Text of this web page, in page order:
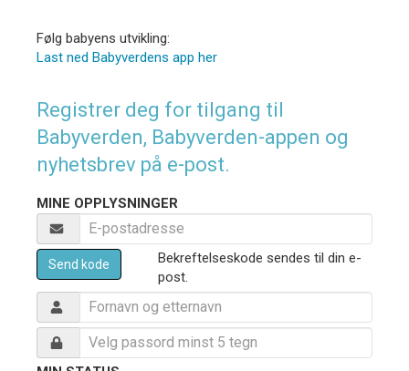
Følg babyens utvikling:
Last ned Babyverdens app her
Registrer deg for tilgang til
Babyverden, Babyverden-appen og
nyhetsbrev på e-post.
MINE OPPLYSNINGER
Send kode
Bekreftelseskode sendes til din e-
post.